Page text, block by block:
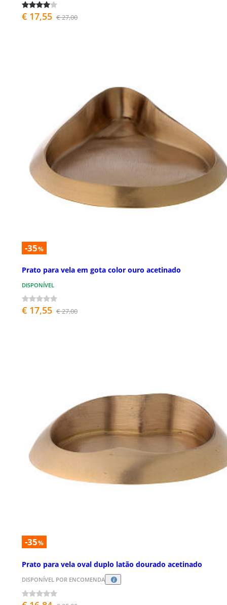
€ 17,55 € 27,00
-35%
Prato para vela em gota color ouro acetinado
DISPONÍVEL
€ 17,55 € 27,00
-35%
Prato para vela oval duplo latão dourado acetinado
DISPONÍVEL POR ENCOMENDA